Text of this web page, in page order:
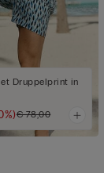
Druppelprint in
€ 78,00